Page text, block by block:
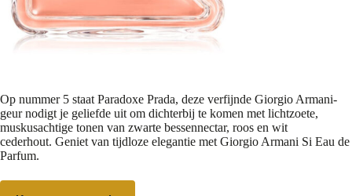
Op nummer 5 staat Paradoxe Prada, deze verfijnde Giorgio Armani-
geur nodigt je geliefde uit om dichterbij te komen met lichtzoete,
muskusachtige tonen van zwarte bessennectar, roos en wit
cederhout. Geniet van tijdloze elegantie met Giorgio Armani Si Eau de
Parfum.